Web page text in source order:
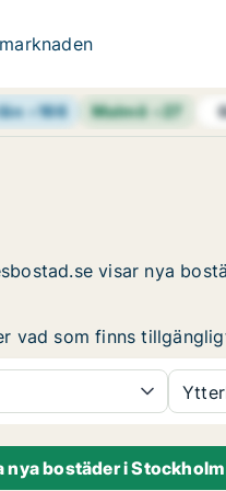
+166 Malmö+27
visar nya
vad som finns
nya bostäder i Stockholm